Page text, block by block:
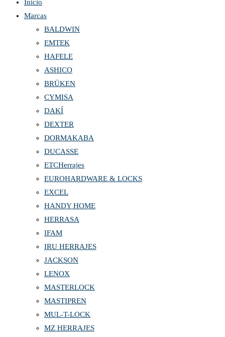
Inicio
Marcas
BALDWIN
EMTEK
HAFELE
ASHICO
BRÜKEN
CYMISA
DAKÍ
DEXTER
DORMAKABA
DUCASSE
ETCHerrajes
EUROHARDWARE & LOCKS
EXCEL
HANDY HOME
HERRASA
IFAM
IRU HERRAJES
JACKSON
LENOX
MASTERLOCK
MASTIPREN
MUL-T-LOCK
MZ HERRAJES